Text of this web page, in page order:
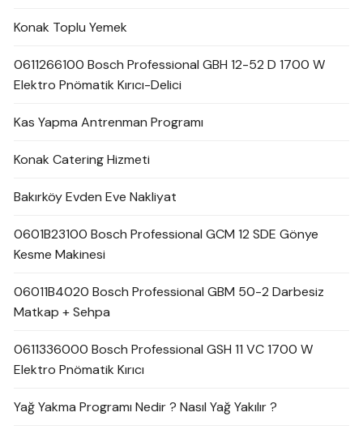
Konak Toplu Yemek
0611266100 Bosch Professional GBH 12-52 D 1700 W
Elektro Pnömatik Kırıcı-Delici
Kas Yapma Antrenman Programı
Konak Catering Hizmeti
Bakırköy Evden Eve Nakliyat
0601B23100 Bosch Professional GCM 12 SDE Gönye
Kesme Makinesi
06011B4020 Bosch Professional GBM 50-2 Darbesiz
Matkap + Sehpa
0611336000 Bosch Professional GSH 11 VC 1700 W
Elektro Pnömatik Kırıcı
Yağ Yakma Programı Nedir ? Nasıl Yağ Yakılır ?